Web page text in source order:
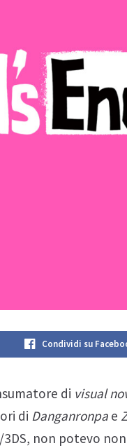
Condividi su
di visual
di Danganronpa e
3DS, non potevo